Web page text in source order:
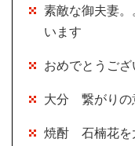
素敵な御夫妻
います
おめでとうご
大分 繋がりの
焼酎 石楠花を